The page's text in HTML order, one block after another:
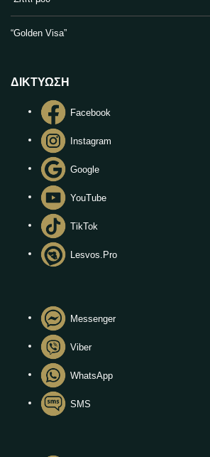
“Golden Visa”
ΔΙΚΤΥΩΣΗ
Facebook
Instagram
Google
YouTube
TikTok
Lesvos.Pro
Messenger
Viber
WhatsApp
SMS